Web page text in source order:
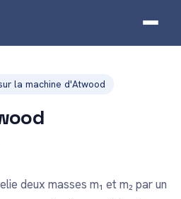
la machine d'Atwood
deux masses m₁ et m₂ par un